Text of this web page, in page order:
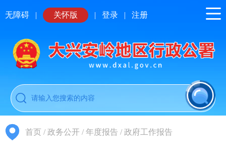
无障碍 | 关怀版 | 登录 | 注册
首页 /政务公开 /年度报告 /政府工作报告